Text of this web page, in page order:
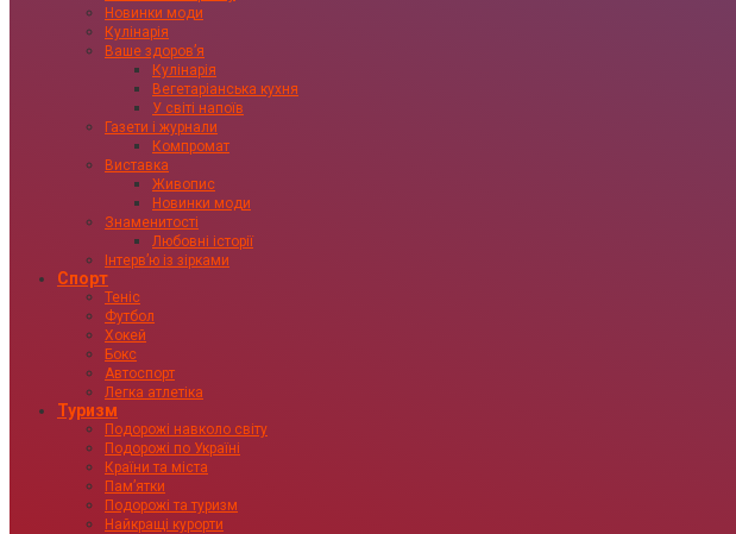
Новинки моди
Кулінарія
Ваше здоровʼя
Кулінарія
Вегетаріанська кухня
У світі напоїв
Газети і журнали
Компромат
Виставка
Живопис
Новинки моди
Знаменитості
Любовні історії
Інтервʼю із зірками
Спорт
Теніс
Футбол
Хокей
Бокс
Автоспорт
Легка атлетіка
Туризм
Подорожі навколо світу
Подорожі по Україні
Країни та міста
Пам’ятки
Подорожі та туризм
Найкращі курорти